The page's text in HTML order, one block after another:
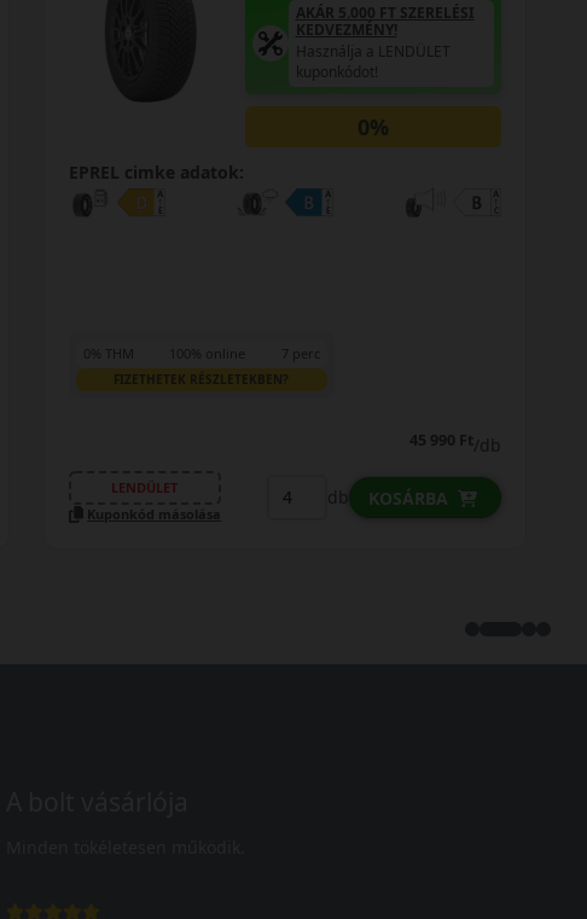
AKÁR 5.000 FT SZERELÉSI
KEDVEZMÉNY!
Használja a LENDÜLET
kuponkódot!
0%
EPREL cimke adatok:
0% THM 100% online 7 perc
FIZETHETEK RÉSZLETEKBEN?
48 890 Ft/db
LENDÜLET
Kuponkód másolása
db KOSÁRBA